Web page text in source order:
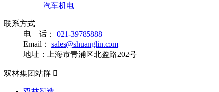
汽车机电
联系方式
电 话： 021-39785888
Email： sales@shuanglin.com
地址：上海市青浦区北盈路202号
双林集团站群 